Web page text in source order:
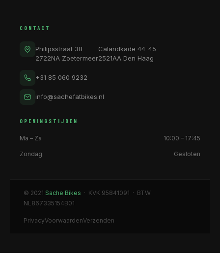
CONTACT
Philipsstraat 3B
2722NA Zoetermeer
Calandkade 44-45
2521AA Den Haag
+31 85 060 9232
info@sachefatbikes.nl
OPENINGSTIJDEN
Ma – Za 10:00 – 17:45
Zondag Gesloten
© 2021 Sache Bikes · KVK 95841091 · BTW
NL867335154B01
PrivacyVoorwaardenVerzenden